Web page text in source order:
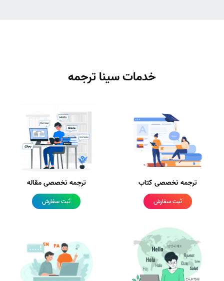
خدمات سینا ترجمه
ترجمه تخصصی کتاب
ثبت سفارش
ترجمه تخصصی مقاله
ثبت سفارش